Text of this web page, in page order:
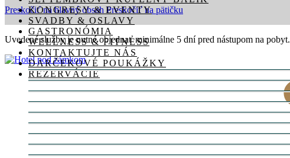
Preskočiť na hlavný obsah Preskočiť na pätičku
KONGRESY & EVENTY
SVADBY & OSLAVY
GASTRONÓMIA
WELLNESS & FITNESS
KONTAKTUJTE NÁS
DARČEKOVÉ POUKÁŽKY
REZERVÁCIE
Uvedené služby je nutné objednať minimálne 5 dní pred nástupom na pobyt.